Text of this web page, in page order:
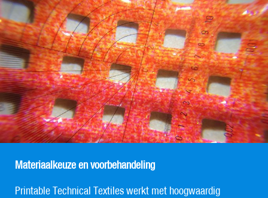
Materiaalkeuze en voorbehandeling
Printable Technical Textiles werkt met hoogwaardig